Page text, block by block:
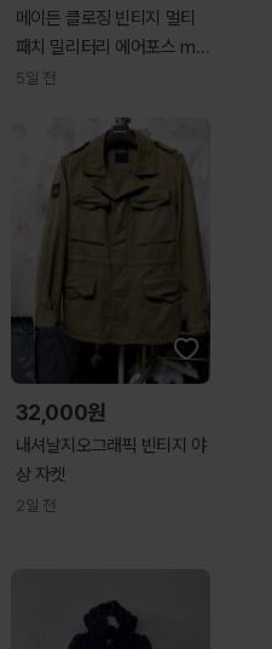
메이든 클로징 빈티지 멀티
패치 밀리터리 에어포스 m6
5 야상 자켓 L
5일 전
32,000원
내셔날지오그래픽 빈티지 야
상 자켓
2일 전